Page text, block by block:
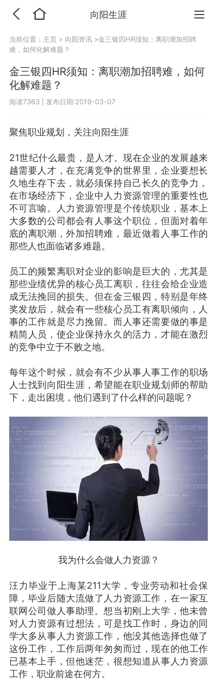
向阳生涯
当前位置： 主页 > 向阳资讯 >金三银四HR须知：离职潮加招聘
难，如何化解难题？
金三银四HR须知：离职潮加招聘难，如何
化解难题？
阅读7363 发布日期:2019-03-07
聚焦职业规划，关注向阳生涯
21世纪什么最贵，是人才。现在企业的发展越来
越需要人才，在充满竞争的世界里，企业要想长
久地生存下去，就必须保持自己长久的竞争力，
在市场经济下，企业中人力资源管理的重要性也
不可言喻。人力资源管理是个传统职业，基本上
大多数的公司都会有人事这个职位，但面对着年
底的离职潮，外加招聘难，最近做着人事工作的
那些人也面临诸多难题。
员工的频繁离职对企业的影响是巨大的，尤其是
那些业绩优异的核心员工离职，往往会给企业造
成无法挽回的损失。但在金三银四，特别是年终
奖发放后，就会有一些核心员工有离职倾向，人
事的工作就是尽力挽留。而人事还需要做的事是
精简人员，使企业保持永久的活力，才能在激烈
的竞争中立于不败之地。
每年这个时候，就会有不少从事人事工作的职场
人士找到向阳生涯，希望能在职业规划师的帮助
下，走出困境，他们遇到了什么样的问题呢？
我为什么会做人力资源？
汪力毕业于上海某211大学，专业劳动和社会保
障，毕业后随大流做了人力资源工作，在一家互
联网公司做人事助理。想当初刚上大学，他未曾
对人力资源有过想法，可是找工作时，身边的同
学大多从事人力资源工作，他没其他选择也做了
这份工作，工作后两年匆匆而过，现在的他工作
已基本上手，但他迷茫，很想知道从事人力资源
工作，职业前途在何方。